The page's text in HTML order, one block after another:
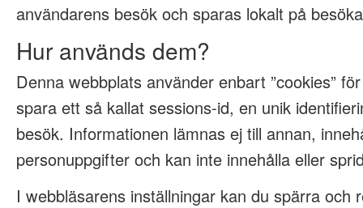
användarens besök och sparas lokalt på
Hur används dem?
Denna webbplats använder enbart ”cookies”
spara ett så kallat sessions-id, en unik
besök. Informationen lämnas ej till annan,
personuppgifter och kan inte innehålla eller
I webbläsarens inställningar kan du spärra och